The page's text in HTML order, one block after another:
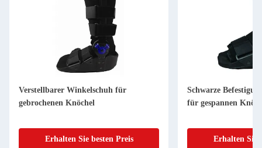
Verstellbarer Winkelschuh für
gebrochenen Knöchel
Erhalten Sie besten Preis
Schwarze
für gespannen
Erhalten Sie